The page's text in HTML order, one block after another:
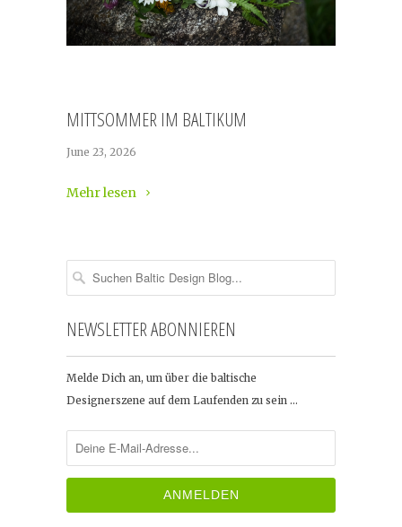
MITTSOMMER IM BALTIKUM
June 23, 2026
Mehr lesen
NEWSLETTER ABONNIEREN
Melde Dich an, um über die baltische
Designerszene auf dem Laufenden zu sein …